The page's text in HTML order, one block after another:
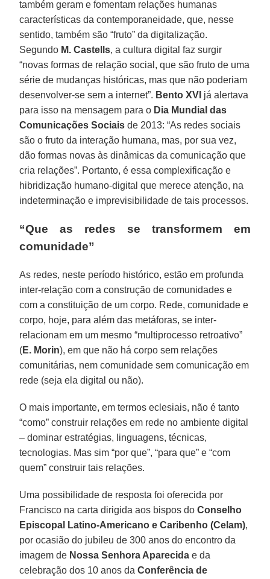
também geram e fomentam relações humanas
características da contemporaneidade, que, nesse
sentido, também são “fruto” da digitalização.
Segundo M. Castells, a cultura digital faz surgir
“novas formas de relação social, que são fruto de uma
série de mudanças históricas, mas que não poderiam
desenvolver-se sem a internet”. Bento XVI já alertava
para isso na mensagem para o Dia Mundial das
Comunicações Sociais de 2013: “As redes sociais
são o fruto da interação humana, mas, por sua vez,
dão formas novas às dinâmicas da comunicação que
cria relações”. Portanto, é essa complexificação e
hibridização humano-digital que merece atenção, na
indeterminação e imprevisibilidade de tais processos.
“Que as redes se transformem em
comunidade”
As redes, neste período histórico, estão em profunda
inter-relação com a construção de comunidades e
com a constituição de um corpo. Rede, comunidade e
corpo, hoje, para além das metáforas, se inter-
relacionam em um mesmo “multiprocesso retroativo”
(E. Morin), em que não há corpo sem relações
comunitárias, nem comunidade sem comunicação em
rede (seja ela digital ou não).
O mais importante, em termos eclesiais, não é tanto
“como” construir relações em rede no ambiente digital
– dominar estratégias, linguagens, técnicas,
tecnologias. Mas sim “por que”, “para que” e “com
quem” construir tais relações.
Uma possibilidade de resposta foi oferecida por
Francisco na carta dirigida aos bispos doConselho
Episcopal Latino-Americano e Caribenho (Celam),
por ocasião do jubileu de 300 anos do encontro da
imagem de Nossa Senhora Aparecida e da
celebração dos 10 anos daConferência de